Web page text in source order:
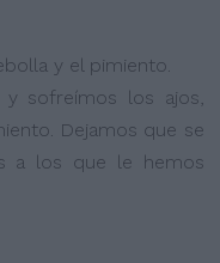
y el pimiento.
y sofreímos los ajos,
Dejamos que se
a los que le hemos